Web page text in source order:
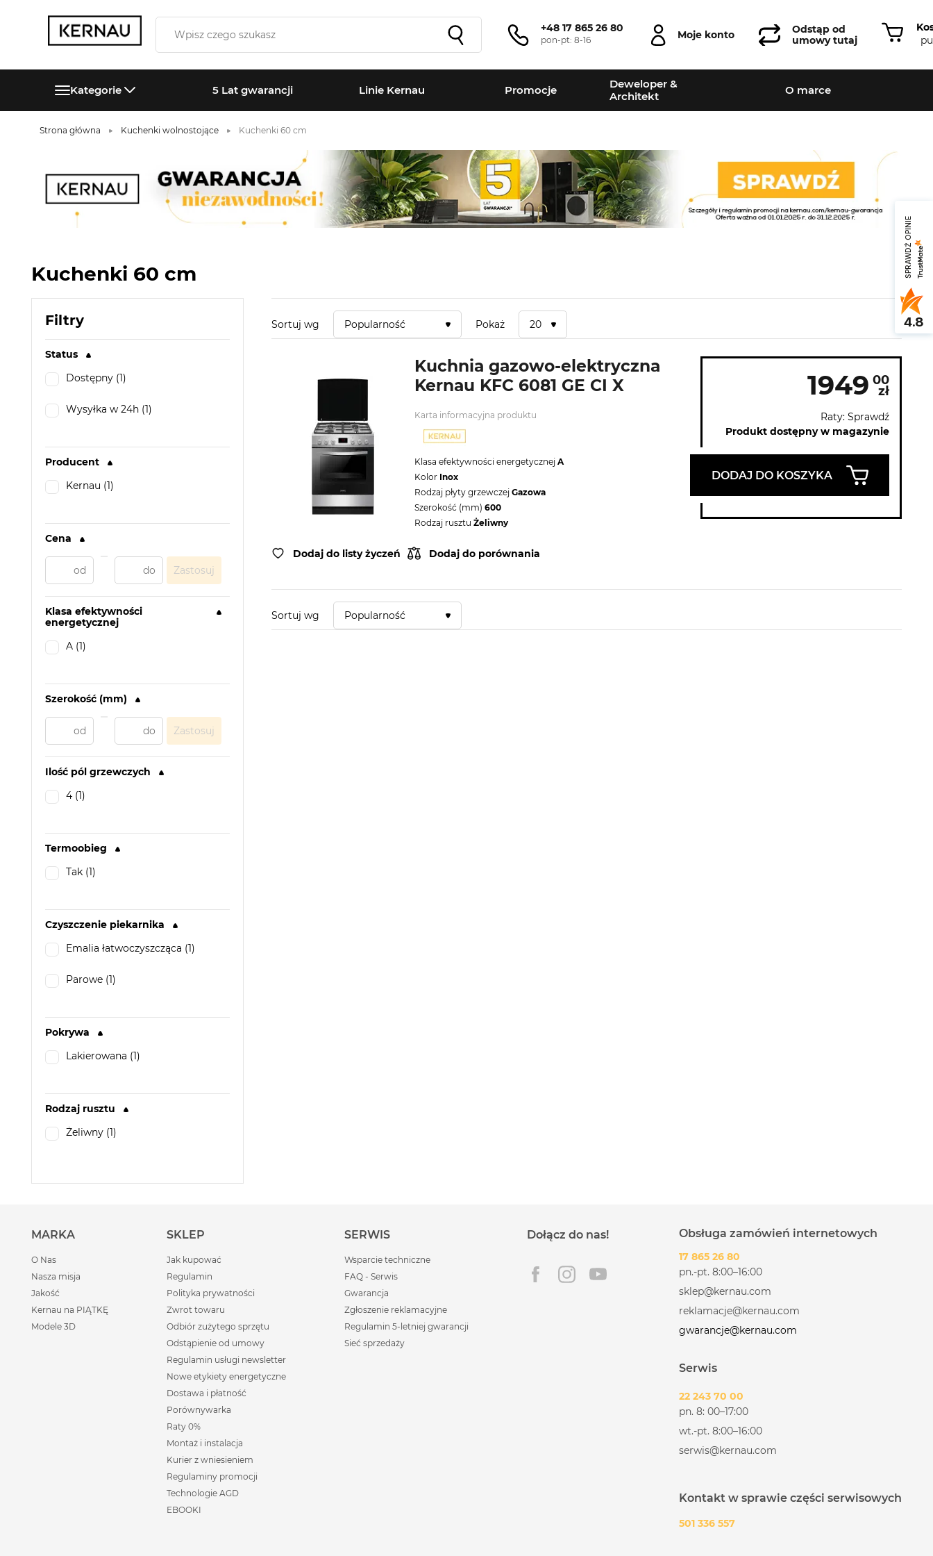
+48 17 865 26 80
pon-pt: 8-16 Moje konto
Odstąp od
umowy tutaj
Kategorie 5 Lat gwarancji Linie Kernau Promocje
Deweloper &
Architekt
O marce
Strona główna Kuchenki wolnostojące Kuchenki 60 cm
Kuchenki 60 cm
Filtry
Status
Dostępny (1)
Wysyłka w 24h (1)
Producent
Kernau (1)
Cena
Zastosuj
Klasa efektywności
energetycznej
A (1)
Szerokość (mm)
Zastosuj
Ilość pól grzewczych
4 (1)
Termoobieg
Tak (1)
Czyszczenie piekarnika
Emalia łatwoczyszcząca (1)
Parowe (1)
Pokrywa
Lakierowana (1)
Rodzaj rusztu
Żeliwny (1)
Sortuj wg Popularność Pokaż 20
Kuchnia gazowo-elektryczna
Kernau KFC 6081 GE CI X
Karta informacyjna produktu
Klasa efektywności energetycznej A
Kolor Inox
Rodzaj płyty grzewczej Gazowa
Szerokość (mm) 600
Rodzaj rusztu Żeliwny
Dodaj do listy życzeń Dodaj do porównania
1949 00
zł
Raty: Sprawdź
Produkt dostępny w magazynie
DODAJ DO KOSZYKA
Sortuj wg Popularność
MARKA
O Nas
Nasza misja
Jakość
Kernau na PIĄTKĘ
Modele 3D
SKLEP
Jak kupować
Regulamin
Polityka prywatności
Zwrot towaru
Odbiór zużytego sprzętu
Odstąpienie od umowy
Regulamin usługi newsletter
Nowe etykiety energetyczne
Dostawa i płatność
Porównywarka
Raty 0%
Montaż i instalacja
Kurier z wniesieniem
Regulaminy promocji
Technologie AGD
EBOOKI
SERWIS
Wsparcie techniczne
FAQ - Serwis
Gwarancja
Zgłoszenie reklamacyjne
Regulamin 5-letniej gwarancji
Sieć sprzedaży
Dołącz do nas! Obsługa zamówień internetowych
17 865 26 80
pn.-pt. 8:00–16:00
sklep@kernau.com
reklamacje@kernau.com
gwarancje@kernau.com
Serwis
22 243 70 00
pn. 8: 00–17:00
wt.-pt. 8:00–16:00
serwis@kernau.com
Kontakt w sprawie części serwisowych
501 336 557
SPRAWDŹ OPINIE
4.8